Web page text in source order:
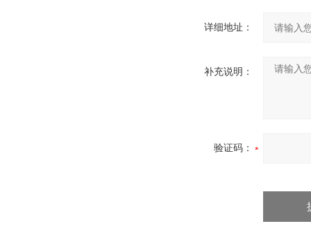
详细地址：
补充说明：
验证码：